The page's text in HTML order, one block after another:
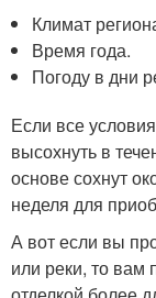
Климат
Время года.
Погоду в дни
Если все
высохнуть в
основе сохнут
неделя для
А вот если вы
или реки, то вам